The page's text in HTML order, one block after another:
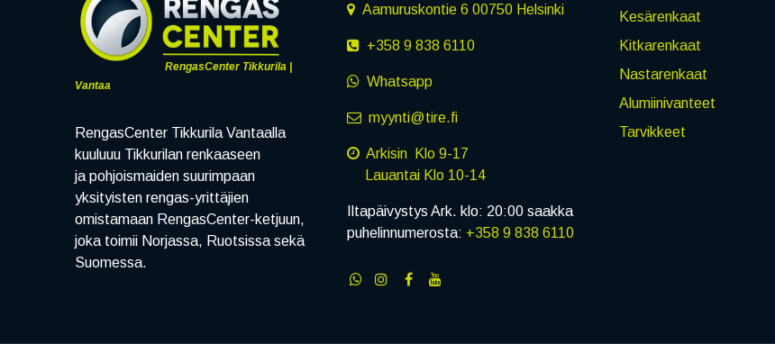
RengasCenter Tikkurila |
Vantaa
RengasCenter Tikkurila Vantaalla
kuuluuu Tikkurilan renkaaseen
ja pohjoismaiden suurimpaan
yksityisten rengas-yrittäjien
omistamaan RengasCenter-ketjuun,
joka toimii Norjassa, Ruotsissa sekä
Suomessa.
Aamuruskontie 6 00750 Helsinki
+358 9 838 6110
Whatsapp
myynti@tire.fi
Arkisin Klo 9-17
Lauantai Klo 10-14
Iltapäivystys Ark. klo: 20:00 saakka
puhelinnumerosta: +358 9 838 6110
Kesärenkaat
Kitkarenkaat
Nastarenkaat
Alumiinivanteet
Tarvikkeet